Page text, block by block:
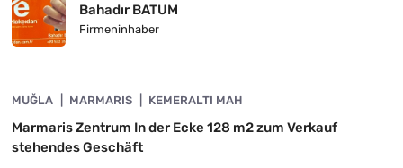
Bahadır BATUM
Firmeninhaber
INVESTITION
MUĞLA MARMARIS KEMERALTI MAH
Marmaris Zentrum In der Ecke 128 m2 zum Verkauf
stehendes Geschäft